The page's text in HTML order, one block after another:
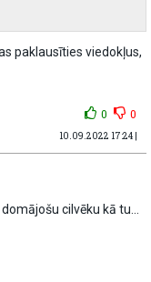
paklausīties viedokļus,
0 0
10.09.2022 17:24 |
cilvēku kā tu...